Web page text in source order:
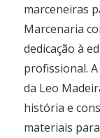
marceneiras
Marcenaria
dedicação à
profissional.
da Leo
história e
materiais